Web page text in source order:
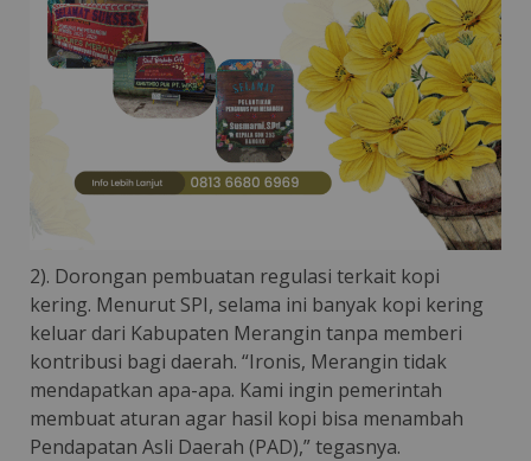
2). Dorongan pembuatan regulasi terkait kopi
kering. Menurut SPI, selama ini banyak kopi kering
keluar dari Kabupaten Merangin tanpa memberi
kontribusi bagi daerah. “Ironis, Merangin tidak
mendapatkan apa-apa. Kami ingin pemerintah
membuat aturan agar hasil kopi bisa menambah
Pendapatan Asli Daerah (PAD),” tegasnya.